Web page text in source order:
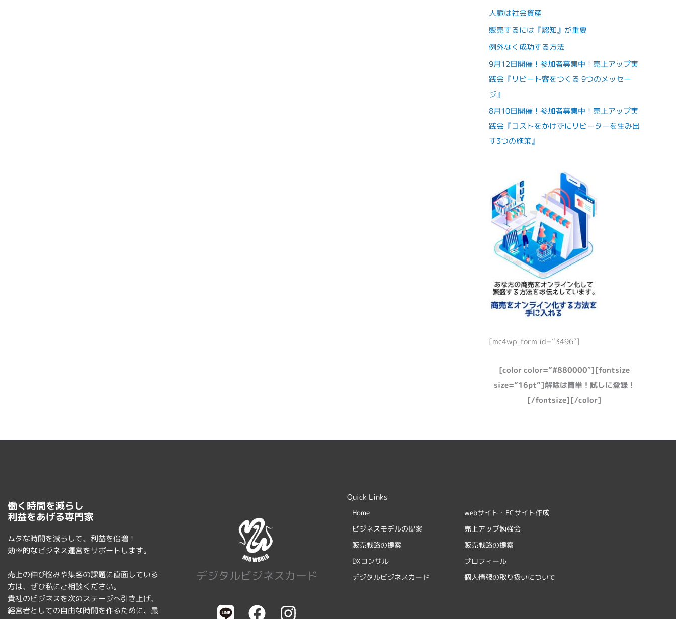
人脈は社会資産
販売するには『認知』が重要
例外なく成功する方法
9月12日開催！参加者募集中！売上アップ実
践会『リピート客をつくる 9つのメッセー
ジ』
8月10日開催！参加者募集中！売上アップ実
践会『コストをかけずにリピーターを生み出
す3つの施策』
[mc4wp_form id=”3496″]
[color color=”#880000″][fontsize
size=”16pt”]解除は簡単！試しに登録！
[/fontsize][/color]
働く時間を減らし
利益をあげる専門家
ムダな時間を減らして、利益を倍増！
効率的なビジネス運営をサポートします。
売上の伸び悩みや集客の課題に直面している
方は、ぜひ私にご相談ください。
貴社のビジネスを次のステージへ引き上げ、
経営者としての自由な時間を作るために、最
デジタルビジネスカード
F I
Quick Links
Home
ビジネスモデルの提案
販売戦略の提案
DXコンサル
デジタルビジネスカード
webサイト・ECサイト作成
売上アップ勉強会
販売戦略の提案
プロフィール
個人情報の取り扱いについて